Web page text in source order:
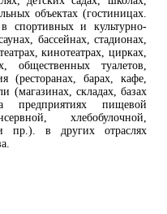
объектах (гостиницах.
спортивных и культурно-
бассейнах, стадионах,
кинотеатрах, цирках,
общественных туалетов,
(ресторанах, барах, кафе,
(магазинах, складах, базах
пищевой
хлебобулочной,
пр.). в других отраслях